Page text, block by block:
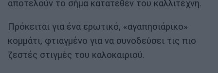
αποτελούν το σήμα κατατεθέν του καλλιτέχνη.
Πρόκειται για ένα ερωτικό, «αγαπησιάρικο»
κομμάτι, φτιαγμένο για να συνοδεύσει τις πιο
ζεστές στιγμές του καλοκαιριού.